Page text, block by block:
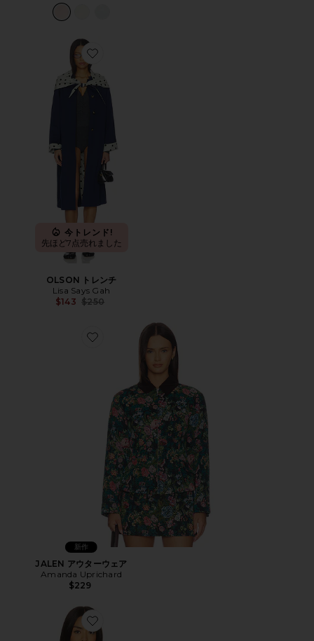
Favorite OLSON トレンチ
今トレンド!
先ほど7点売れました
OLSON トレンチ
Lisa Says Gah
$143 Previous price:
$250
Favorite JALEN アウターウェア
新作
JALEN アウターウェア
Amanda Uprichard
$229
Favorite GRADY セーター